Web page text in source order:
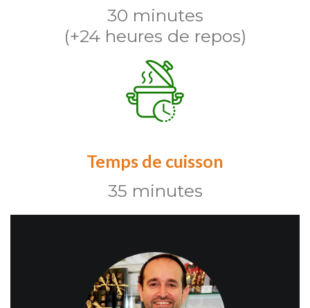
30 minutes
(+24 heures de repos)
Temps de cuisson
35 minutes